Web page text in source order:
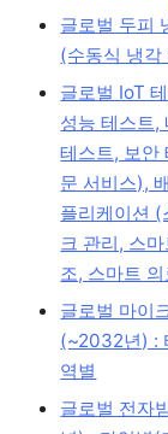
글로벌 두피
(수동식 냉각
글로벌 IoT
성능 테스트,
테스트, 보안
문 서비스),
플리케이션 (
크 관리, 스
조, 스마트
글로벌 마이
(~2032년) :
역별
글로벌 전자